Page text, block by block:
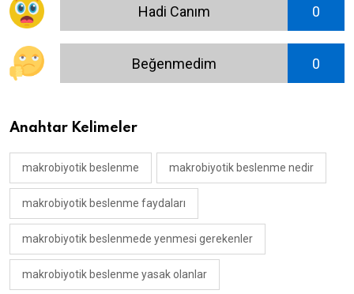
Hadi Canım 0
Beğenmedim 0
Anahtar Kelimeler
makrobiyotik beslenme makrobiyotik beslenme nedir
makrobiyotik beslenme faydaları
makrobiyotik beslenmede yenmesi gerekenler
makrobiyotik beslenme yasak olanlar